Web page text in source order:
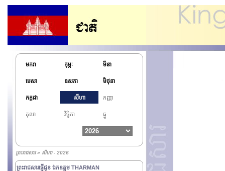
មករា កុម្ភៈ មីនា
មេសា ឧសភា មិថុនា
កក្កដា សីហា កញ្ញា
តុលា វិច្ឆិកា ធ្នូ
ព្រះរាជសារ » សីហា - 2026
ព្រះរាជសារផ្ញើជូន ឯកឧត្តម THARMAN